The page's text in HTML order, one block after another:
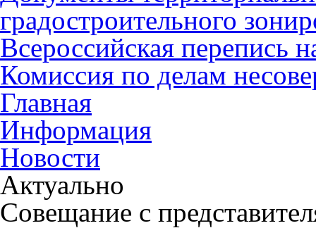
градостроительного
Всероссийская перепись
Комиссия по делам
Главная
Информация
Новости
Актуально
Совещание с